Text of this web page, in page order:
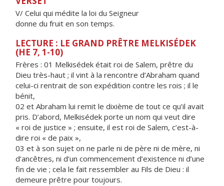
V/ Celui qui médite la loi du Seigneur
donne du fruit en son temps.
LECTURE : LE GRAND PRÊTRE MELKISÉDEK
(HE 7, 1-10)
Frères : 01 Melkisédek était roi de Salem, prêtre du
Dieu très-haut ; il vint à la rencontre d’Abraham quand
celui-ci rentrait de son expédition contre les rois ; il le
bénit,
02 et Abraham lui remit le dixième de tout ce qu’il avait
pris. D’abord, Melkisédek porte un nom qui veut dire
« roi de justice » ; ensuite, il est roi de Salem, c’est-à-
dire roi « de paix »,
03 et à son sujet on ne parle ni de père ni de mère, ni
d’ancêtres, ni d’un commencement d’existence ni d’une
fin de vie ; cela le fait ressembler au Fils de Dieu : il
demeure prêtre pour toujours.